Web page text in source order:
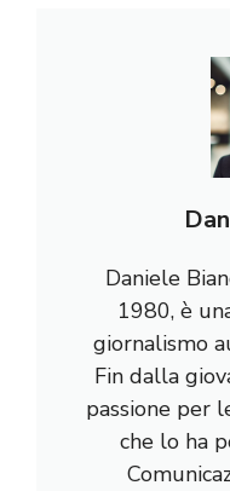
Daniele
1980, è
giornalismo
Fin dalla
passione per
che lo ha